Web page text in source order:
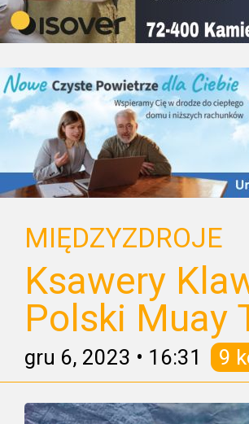
MIĘDZYZDROJE
Ksawery
Polski Muay
gru 6, 2023 • 16:31 9